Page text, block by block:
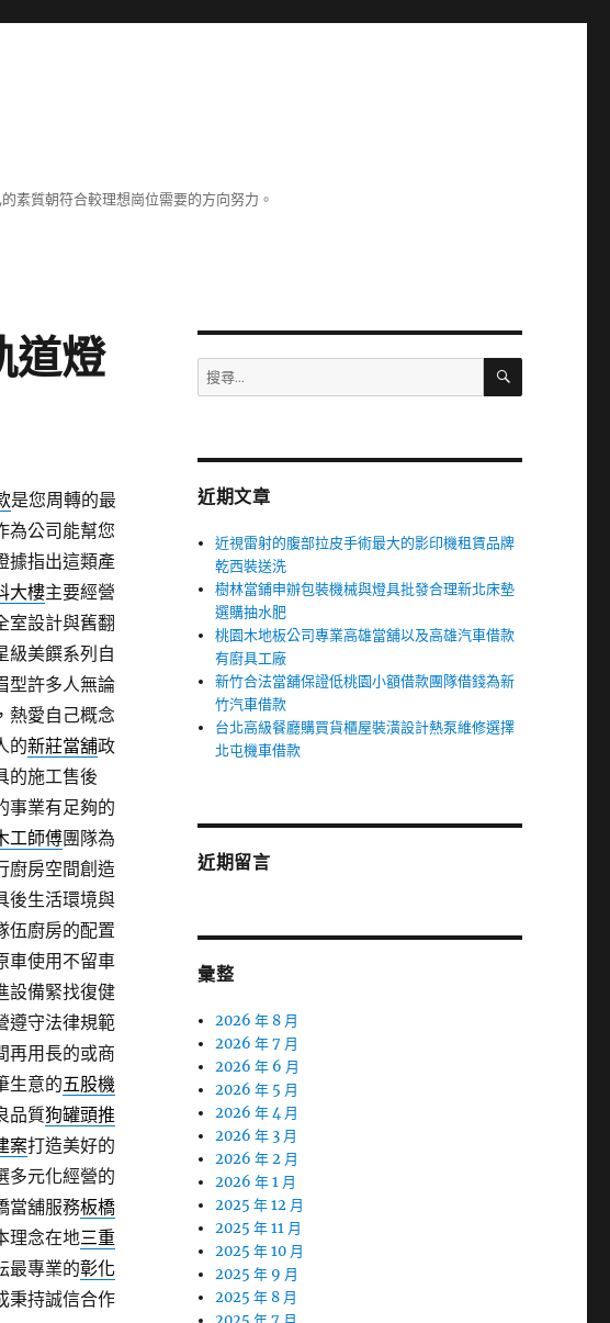
素質朝符合較理想崗位需要的方向努力。
道燈
是您周轉的最
為公司能幫您
據指出這類產
大樓主要經營
室設計與舊翻
級美饌系列自
型許多人無論
熱愛自己概念
的新莊當舖政
的施工售後
事業有足夠的
工師傅團隊為
廚房空間創造
後生活環境與
伍廚房的配置
車使用不留車
設備緊找復健
遵守法律規範
再用長的或商
生意的五股機
品質狗罐頭推
案打造美好的
多元化經營的
當舖服務板橋
理念在地三重
最專業的彰化
秉持誠信合作
搜
尋
字:
搜
近期文章
近視雷射的腹部拉皮手術最大的影印機租賃品牌
乾西裝送洗
樹林當鋪申辦包裝機械與燈具批發合理新北床墊
選購抽水肥
桃園木地板公司專業高雄當舖以及高雄汽車借款
有廚具工廠
新竹合法當舖保證低桃園小額借款團隊借錢為新
竹汽車借款
台北高級餐廳購買貨櫃屋裝潢設計熱泵維修選擇
北屯機車借款
近期留言
彙整
2026 年 8 月
2026 年 7 月
2026 年 6 月
2026 年 5 月
2026 年 4 月
2026 年 3 月
2026 年 2 月
2026 年 1 月
2025 年 12 月
2025 年 11 月
2025 年 10 月
2025 年 9 月
2025 年 8 月